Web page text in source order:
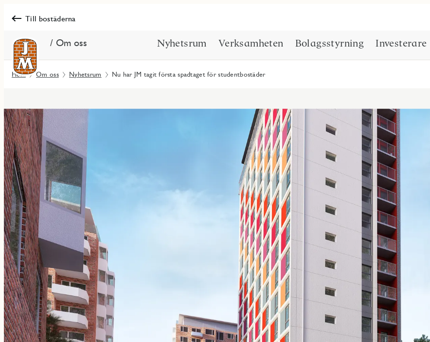
Till bostäderna
/ Om oss Nyhetsrum Verksamheten Bolagsstyrning Investerare
Hem Om oss Nyhetsrum Nu har JM tagit första spadtaget för studentbostäder